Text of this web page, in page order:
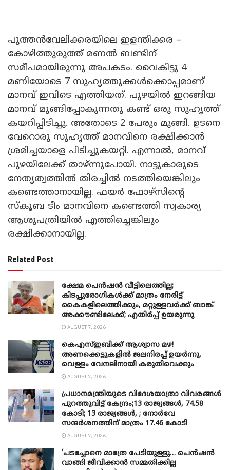
പുത്തൻവേലിക്കരയിലെ ഇളന്തിക്കര –
കോഴിത്തുരുത്ത് മണൽ ബണ്ടിന്
സമീപമായിരുന്നു അപകടം. വൈകിട്ടു 4
മണിയോടെ 7 സുഹൃത്തുക്കൾക്കൊപ്പമാണ്
മാനവ് ഇവിടെ എത്തിയത്. പുഴയിൽ ഇറങ്ങിയ
മാനവ് മുങ്ങിപ്പോകുന്നതു കണ്ട് ഒരു സുഹൃത്ത്
കയറിപ്പിടിച്ചു. അതോടെ 2 പേരും മുങ്ങി. ഉടനെ
വേറൊരു സുഹൃത്ത് മാനവിനെ രക്ഷിക്കാൻ
ശ്രമിച്ചയാളെ പിടിച്ചുകയറ്റി. എന്നാൽ, മാനവ്
പുഴയിലേക്ക് താഴ്ന്നുപോയി. നാട്ടുകാരുടെ
നേതൃത്വത്തിൽ തിരച്ചിൽ നടത്തിയെങ്കിലും
കണ്ടെത്താനായില്ല. ഫയർ ഫോഴ്‌സിൻ്റെ
സ്കൂബ ടീം മാനവിനെ കണ്ടെത്തി സ്വകാര്യ
ആശുപത്രിയിൽ എത്തിച്ചെങ്കിലും
രക്ഷിക്കാനായില്ല.
Related Post
ക്ഷേമ പെൻഷൻ വീട്ടിലെത്തില്ല;
കിടപ്പുരോഗികൾക്ക് മാത്രം നേരിട്ട്
കൈകളിലെത്തിക്കും, മറ്റുള്ളവർക്ക് ബാങ്ക്
അക്കൗണ്ടിലേക്ക്; എതിർപ്പ് ഉയരുന്നു
AUGUST 7, 2026
കെഎസ്ഇബിക്ക് ആശ്വാസ മഴ!
അണക്കെട്ടുകളിൽ ജലനിരപ്പ് ഉയർന്നു,
വെള്ളം വേനലിനായി കരുതിവെക്കും
AUGUST 7, 2026
പ്രധാനമന്ത്രിയുടെ വിദേശയാത്രാ വിവരങ്ങൾ
പുറത്തുവിട്ട് കേന്ദ്രം;13 രാജ്യങ്ങൾ, 74.58
കോടി; 13 രാജ്യങ്ങൾ, ; നോർവേ
സന്ദർശനത്തിന് മാത്രം 17.46 കോടി
AUGUST 7, 2026
‘പടച്ചോനെ മാത്രേ പേടിയുള്ളു… പെൻഷൻ
വാങ്ങി ജീവിക്കാൻ സമ്മതിക്കില്ല